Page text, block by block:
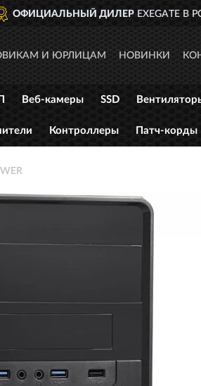
В РОССИИ
И ЮРЛИЦАМ НОВИНКИ
Веб-камеры SSD
Контроллеры Патч-корды